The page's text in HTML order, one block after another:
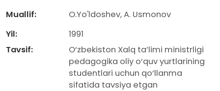
Muallif:
O.Yo'ldoshev, A. Usmonov
Yil:
1991
Tavsif:
O‘zbekiston Xalq ta’limi ministrligi
pedagogika oliy o‘quv yurtlarining
studentlari uchun qo‘llanma
sifatida tavsiya etgan